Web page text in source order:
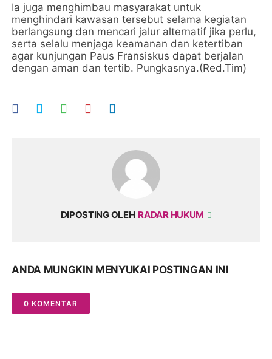
Ia juga menghimbau masyarakat untuk
menghindari kawasan tersebut selama kegiatan
berlangsung dan mencari jalur alternatif jika perlu,
serta selalu menjaga keamanan dan ketertiban
agar kunjungan Paus Fransiskus dapat berjalan
dengan aman dan tertib. Pungkasnya.(Red.Tim)
DIPOSTING OLEH RADAR HUKUM
ANDA MUNGKIN MENYUKAI POSTINGAN INI
0 KOMENTAR